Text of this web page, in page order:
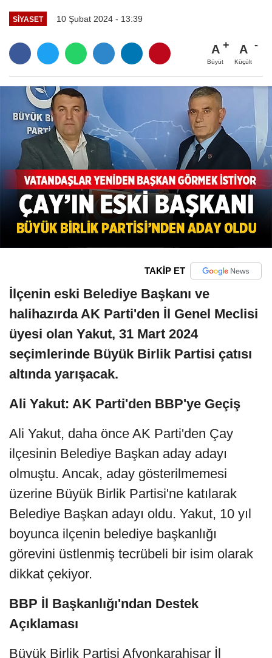
SIYASET 10 Şubat 2024 - 13:39
A
Büyüt
A
Küçült
TAKİP ET
İlçenin eski Belediye Başkanı ve
halihazırda AK Parti'den İl Genel Meclisi
üyesi olan Yakut, 31 Mart 2024
seçimlerinde Büyük Birlik Partisi çatısı
altında yarışacak.
Ali Yakut: AK Parti'den BBP'ye Geçiş
Ali Yakut, daha önce AK Parti'den Çay
ilçesinin Belediye Başkan aday adayı
olmuştu. Ancak, aday gösterilmemesi
üzerine Büyük Birlik Partisi'ne katılarak
Belediye Başkan adayı oldu. Yakut, 10 yıl
boyunca ilçenin belediye başkanlığı
görevini üstlenmiş tecrübeli bir isim olarak
dikkat çekiyor.
BBP İl Başkanlığı'ndan Destek
Açıklaması
Büyük Birlik Partisi Afyonkarahisar İl